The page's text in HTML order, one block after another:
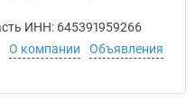
ИНН: 645391959266
О компании
Объявления